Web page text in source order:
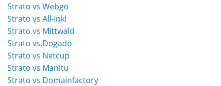
Strato vs Webgo
Strato vs All-Inkl
Strato vs Mittwald
Strato vs.Dogado
Strato vs Netcup
Strato vs Manitu
Strato vs Domainfactory